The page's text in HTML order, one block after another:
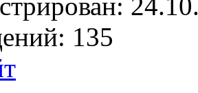
135